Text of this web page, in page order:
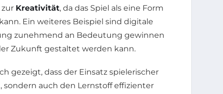
Kreativität, da das Spiel als eine Form
Ein weiteres Beispiel sind digitale
zunehmend an Bedeutung gewinnen
Zukunft gestaltet werden kann.
gezeigt, dass der Einsatz spielerischer
auch den Lernstoff effizienter